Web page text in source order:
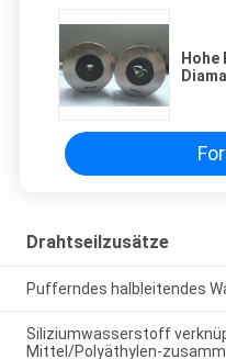
Drahtseilzusätze
Pufferndes halbleitendes
Siliziumwasserstoff
Mittel/Polyäthylen-